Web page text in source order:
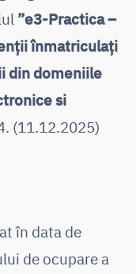
”e3-Practica –
înmatriculați
din domeniile
si
(11.12.2025)
în data de
de ocupare a